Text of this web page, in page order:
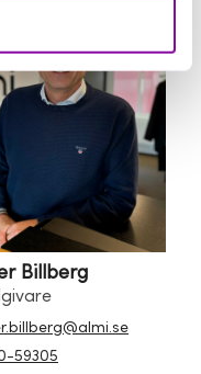
Billberg
59305